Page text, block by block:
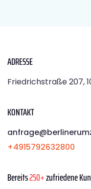
ADRESSE
Friedrichstraße 207,
KONTAKT
+4915792632800
Bereits250+zufriedene